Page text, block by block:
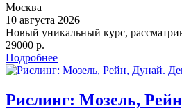
Москва
10 августа 2026
Новый уникальный курс,
29000 р.
Подробнее
Рислинг: Мозель,